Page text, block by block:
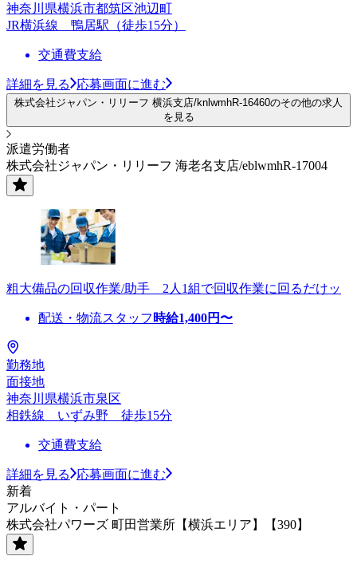
神奈川県横浜市都筑区池辺町
JR横浜線 鴨居駅（徒歩15分）
交通費支給
詳細を見る 応募画面に進む
株式会社ジャパン・リリーフ 横浜支店/knlwmhR-16460のその他の求人
を見る
派遣労働者
株式会社ジャパン・リリーフ 海老名支店/eblwmhR-17004
粗大備品の回収作業/助手 2人1組で回収作業に回るだけッ
配送・物流スタッフ 時給1,400円〜
勤務地
面接地
神奈川県横浜市泉区
相鉄線 いずみ野 徒歩15分
交通費支給
詳細を見る
応募画面に進む
新着
アルバイト・パート
株式会社パワーズ 町田営業所【横浜エリア】【390】